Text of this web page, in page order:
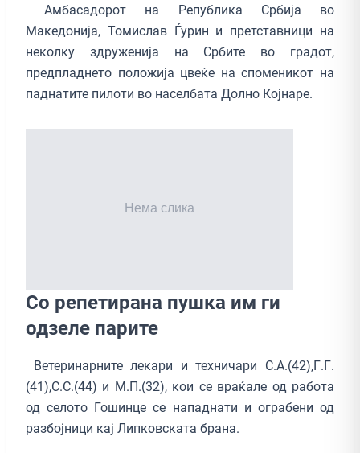
Амбасадорот на Република Србија во
Македонија, Томислав Ѓурин и претставници на
неколку здруженија на Србите во градот,
предпладнето положија цвеќе на споменикот на
паднатите пилоти во населбата Долно Којнаре.
Со репетирана пушка им ги
одзеле парите
Ветеринарните лекари и техничари С.А.(42),Г.Г.
(41),С.С.(44) и М.П.(32), кои се враќале од работа
од селото Гошинце се нападнати и ограбени од
разбојници кај Липковската брана.